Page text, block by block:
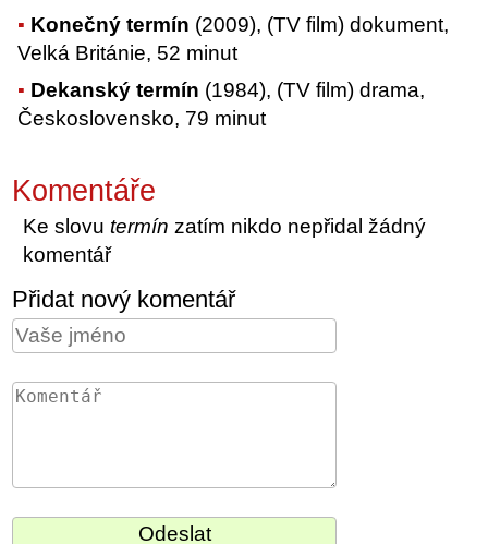
Konečný termín (2009), (TV film) dokument,
Velká Británie, 52 minut
Dekanský termín (1984), (TV film) drama,
Československo, 79 minut
Komentáře
Ke slovutermín zatím nikdo nepřidal žádný
komentář
Přidat nový komentář